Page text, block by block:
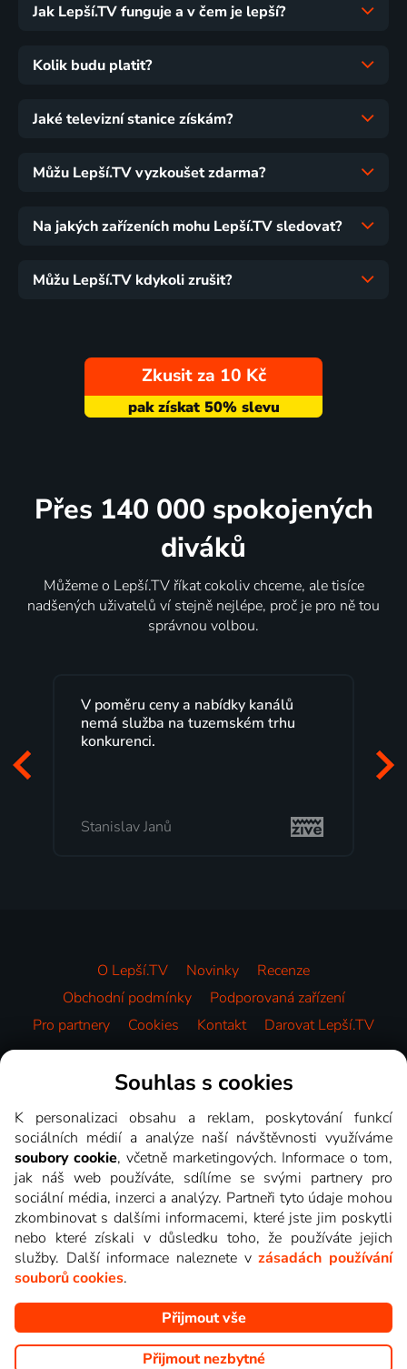
Jak Lepší.TV funguje a v čem je lepší?
Kolik budu platit?
Jaké televizní stanice získám?
Můžu Lepší.TV vyzkoušet zdarma?
Na jakých zařízeních mohu Lepší.TV sledovat?
Můžu Lepší.TV kdykoli zrušit?
Zkusit za 10 Kč
Přes 140 000 spokojených
diváků
Můžeme o Lepší.TV říkat cokoliv chceme, ale tisíce
nadšených uživatelů ví stejně nejlépe, proč je pro ně tou
správnou volbou.
Lepší.TV sleduji už několik let s
maximální spokojeností. Velký výběr
programů a nemuset běžet k TV na
Milada Tomešová
O Lepší.TV Novinky
Recenze
Obchodní podmínky
Podporovaná zařízení
Pro partnery
Cookies Kontakt Darovat Lepší.TV
Videotéka
Copyright © goNET s.r.o. Na tomto webu jsou zobrazovány
obrázky z pořadů TV stanic, které můžete sledovat v Lepší.TV.
Souhlas s cookies
K personalizaci obsahu a reklam, poskytování funkcí
sociálních médií a analýze naší návštěvnosti využíváme
soubory cookie, včetně marketingových. Informace o tom,
jak náš web používáte, sdílíme se svými partnery pro
sociální média, inzerci a analýzy. Partneři tyto údaje mohou
zkombinovat s dalšími informacemi, které jste jim poskytli
nebo které získali v důsledku toho, že používáte jejich
služby. Další informace naleznete vzásadách používání
souborů cookies.
Přijmout vše
Přijmout nezbytné